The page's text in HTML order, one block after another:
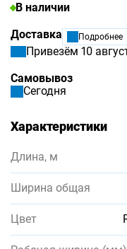
В наличии
Доставка
Подробнее
Привезём 10
Самовывоз
Сегодня
Характеристики
Длина, м
Ширина общая
Цвет